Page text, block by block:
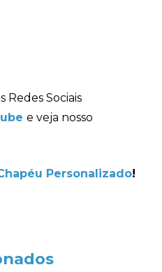
Redes Sociais
e veja nosso
Personalizado!